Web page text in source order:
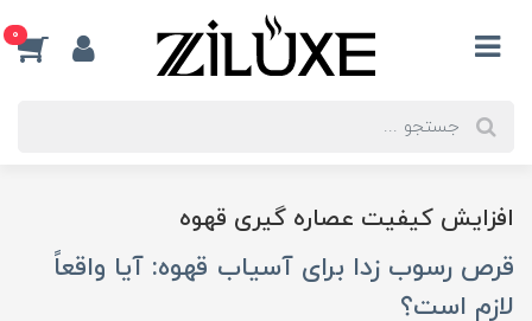
0
افزایش کیفیت عصاره گیری قهوه
قرص رسوب زدا برای آسیاب قهوه: آیا واقعاً
لازم است؟